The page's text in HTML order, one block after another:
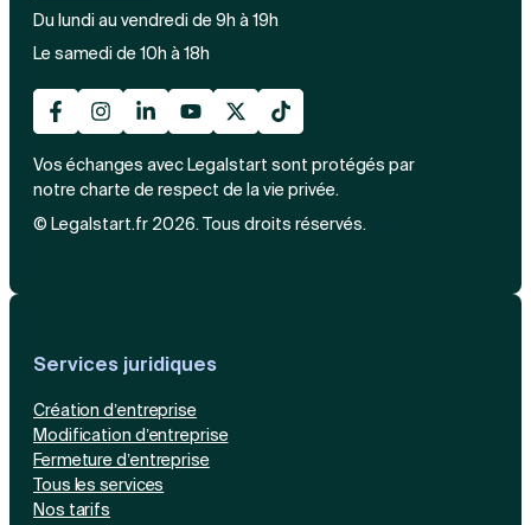
Du lundi au vendredi de 9h à 19h
Le samedi de 10h à 18h
Vos échanges avec Legalstart sont protégés par
notre charte de respect de la vie privée.
© Legalstart.fr 2026. Tous droits réservés.
Services juridiques
Création d’entreprise
Modification d’entreprise
Fermeture d’entreprise
Tous les services
Nos tarifs